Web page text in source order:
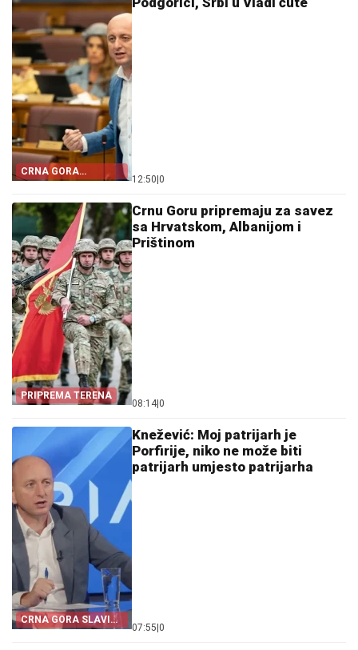
CRNA GORA
POSTALA TALAC
12:50 0
PRIPREMA TERENA
Crnu Goru pripremaju za savez
sa Hrvatskom, Albanijom i
Prištinom
08:14 0
CRNA GORA SLAVI
„OLUJU“
Knežević: Moj patrijarh je
Porfirije, niko ne može biti
patrijarh umjesto patrijarha
07:55 0